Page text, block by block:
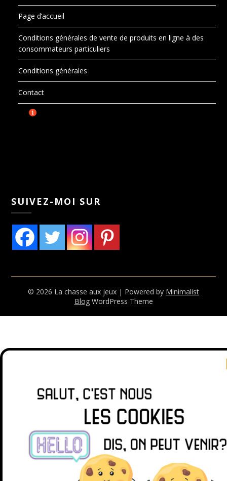
Page d’accueil
Conditions générales de vente de produits en ligne à des
consommateurs particuliers
Conditions générales
Contact
SUIVEZ-MOI SUR
© 2026 La chasse aux jeux | Powered by Minimalist
BlogWordPress Theme